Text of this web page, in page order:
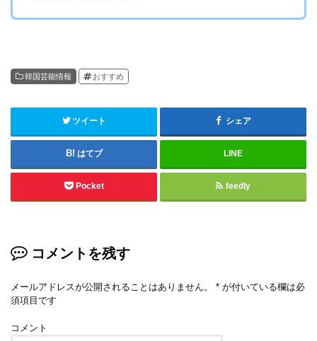
韓国芸能情報 おすすめ
ツイート シェア
はてブ LINE
Pocket feedly
コメントを残す
メールアドレスが公開されることはありません。 * が付いている欄は必
須項目です
コメント